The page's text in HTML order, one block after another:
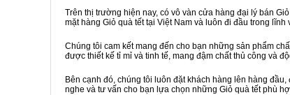
Trên thị trường hiện nay, có vô vàn cửa hàng đại lý bán
mặt hàng Giỏ quà tết tại Việt Nam và luôn đi đầu trong
Chúng tôi cam kết mang đến cho bạn những sản phẩm
được thiết kế tỉ mỉ và tinh tế, mang đậm chất thủ công và
Bên cạnh đó, chúng tôi luôn đặt khách hàng lên hàng
nghe và tư vấn cho bạn lựa chọn những Giỏ quà tết phù